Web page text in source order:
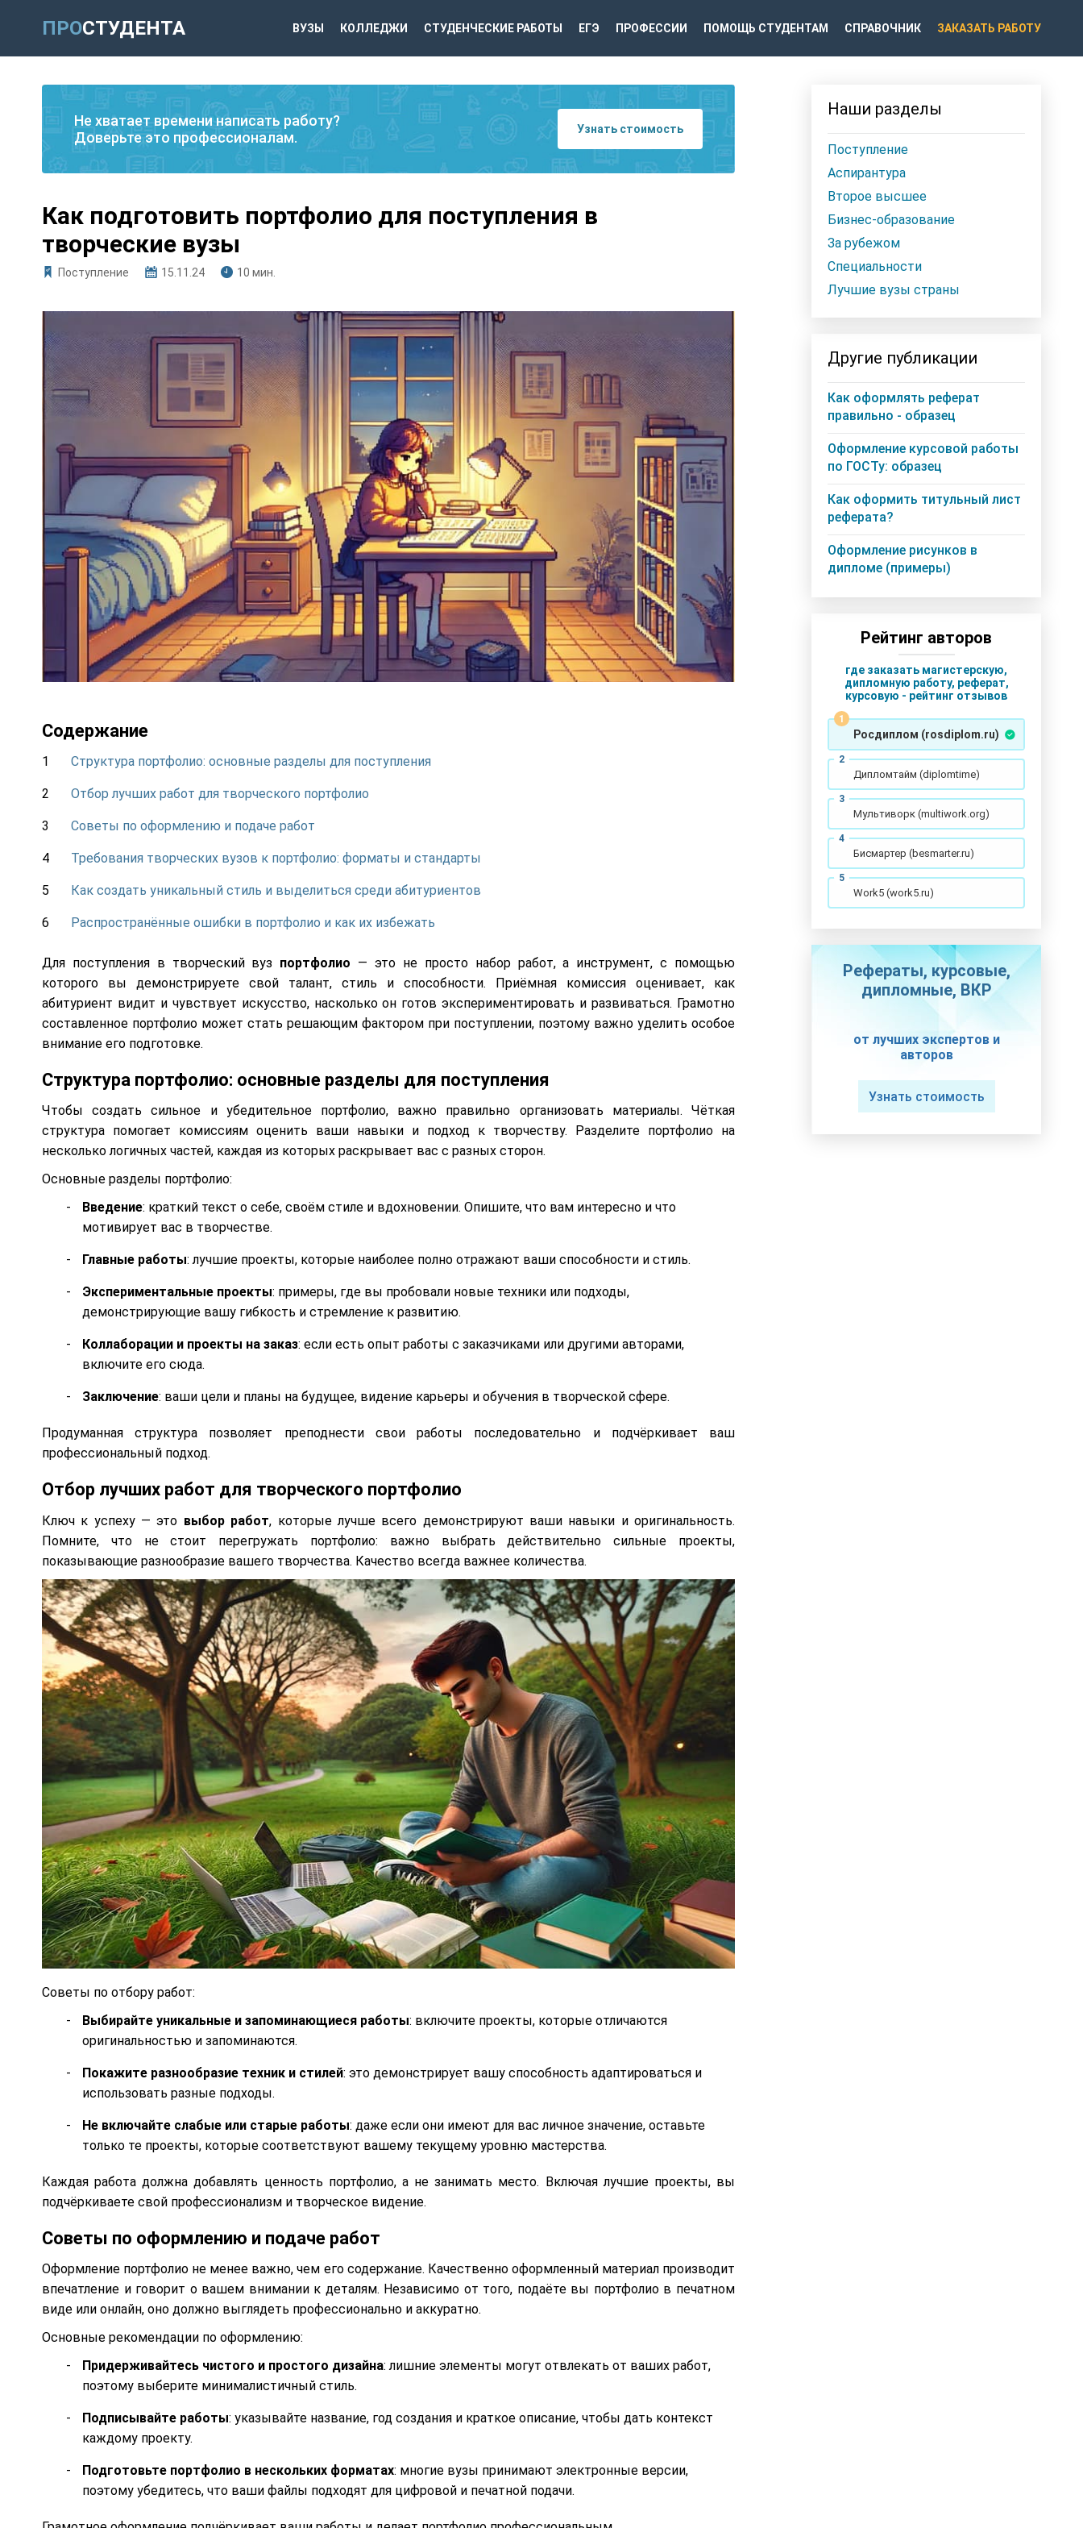
ПРОСТУДЕНТА ВУЗЫ КОЛЛЕДЖИ СТУДЕНЧЕСКИЕ РАБОТЫ ЕГЭ ПРОФЕССИИ ПОМОЩЬ СТУДЕНТАМ СПРАВОЧНИК ЗАКАЗАТЬ РАБОТУ
Не хватает времени написать работу?
Доверьте это профессионалам.
Узнать стоимость
Как подготовить портфолио для поступления в
творческие вузы
Поступление 15.11.24 10 мин.
Содержание
Структура портфолио: основные разделы для поступления
Отбор лучших работ для творческого портфолио
Советы по оформлению и подаче работ
Требования творческих вузов к портфолио: форматы и стандарты
Как создать уникальный стиль и выделиться среди абитуриентов
Распространённые ошибки в портфолио и как их избежать
Для поступления в творческий вуз портфолио — это не просто набор работ, а инструмент, с помощью
которого вы демонстрируете свой талант, стиль и способности. Приёмная комиссия оценивает, как
абитуриент видит и чувствует искусство, насколько он готов экспериментировать и развиваться. Грамотно
составленное портфолио может стать решающим фактором при поступлении, поэтому важно уделить особое
внимание его подготовке.
Структура портфолио: основные разделы для поступления
Чтобы создать сильное и убедительное портфолио, важно правильно организовать материалы. Чёткая
структура помогает комиссиям оценить ваши навыки и подход к творчеству. Разделите портфолио на
несколько логичных частей, каждая из которых раскрывает вас с разных сторон.
Основные разделы портфолио:
Введение: краткий текст о себе, своём стиле и вдохновении. Опишите, что вам интересно и что
мотивирует вас в творчестве.
Главные работы: лучшие проекты, которые наиболее полно отражают ваши способности и стиль.
Экспериментальные проекты: примеры, где вы пробовали новые техники или подходы,
демонстрирующие вашу гибкость и стремление к развитию.
Коллаборации и проекты на заказ: если есть опыт работы с заказчиками или другими авторами,
включите его сюда.
Заключение: ваши цели и планы на будущее, видение карьеры и обучения в творческой сфере.
Продуманная структура позволяет преподнести свои работы последовательно и подчёркивает ваш
профессиональный подход.
Отбор лучших работ для творческого портфолио
Ключ к успеху — это выбор работ, которые лучше всего демонстрируют ваши навыки и оригинальность.
Помните, что не стоит перегружать портфолио: важно выбрать действительно сильные проекты,
показывающие разнообразие вашего творчества. Качество всегда важнее количества.
Советы по отбору работ:
Выбирайте уникальные и запоминающиеся работы: включите проекты, которые отличаются
оригинальностью и запоминаются.
Покажите разнообразие техник и стилей: это демонстрирует вашу способность адаптироваться и
использовать разные подходы.
Не включайте слабые или старые работы: даже если они имеют для вас личное значение, оставьте
только те проекты, которые соответствуют вашему текущему уровню мастерства.
Каждая работа должна добавлять ценность портфолио, а не занимать место. Включая лучшие проекты, вы
подчёркиваете свой профессионализм и творческое видение.
Советы по оформлению и подаче работ
Оформление портфолио не менее важно, чем его содержание. Качественно оформленный материал производит
впечатление и говорит о вашем внимании к деталям. Независимо от того, подаёте вы портфолио в печатном
виде или онлайн, оно должно выглядеть профессионально и аккуратно.
Основные рекомендации по оформлению:
Придерживайтесь чистого и простого дизайна: лишние элементы могут отвлекать от ваших работ,
поэтому выберите минималистичный стиль.
Подписывайте работы: указывайте название, год создания и краткое описание, чтобы дать контекст
каждому проекту.
Подготовьте портфолио в нескольких форматах: многие вузы принимают электронные версии,
поэтому убедитесь, что ваши файлы подходят для цифровой и печатной подачи.
Наши разделы
Поступление
Аспирантура
Второе высшее
Бизнес-образование
За рубежом
Специальности
Лучшие вузы страны
Другие публикации
Как оформлять реферат
правильно - образец
Оформление курсовой работы
по ГОСТу: образец
Как оформить титульный лист
реферата?
Оформление рисунков в
дипломе (примеры)
Рейтинг авторов
где заказать магистерскую,
дипломную работу, реферат,
курсовую - рейтинг отзывов
Росдиплом (rosdiplom.ru)
Дипломтайм (diplomtime)
Мультиворк (multiwork.org)
Бисмартер (besmarter.ru)
Work5 (work5.ru)
Рефераты, курсовые,
дипломные, ВКР
от лучших экспертов и
авторов
Узнать стоимость